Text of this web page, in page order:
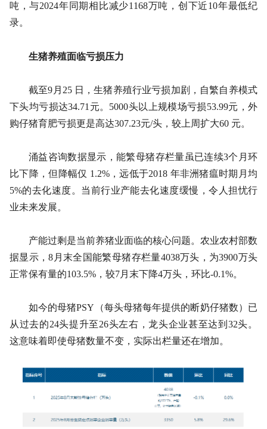
吨，与2024年同期相比减少1168万吨，创下近10年最低纪
录。
生猪养殖面临亏损压力
截至9月25 日，生猪养殖行业亏损加剧，自繁自养模式
下头均亏损达34.71元。5000头以上规模场亏损53.99元，外
购仔猪育肥亏损更是高达307.23元/头，较上周扩大60 元。
涌益咨询数据显示，能繁母猪存栏量虽已连续3个月环
比下降，但降幅仅 1.2%，远低于2018 年非洲猪瘟时期月均
5%的去化速度。当前行业产能去化速度缓慢，令人担忧行
业未来发展。
产能过剩是当前养猪业面临的核心问题。农业农村部数
据显示，8月末全国能繁母猪存栏量4038万头，为3900万头
正常保有量的103.5%，较7月末下降4万头，环比-0.1%。
如今的母猪PSY（每头母猪每年提供的断奶仔猪数）已
从过去的24头提升至26头左右，龙头企业甚至达到32头。
这意味着即使母猪数量不变，实际出栏量还在增加。